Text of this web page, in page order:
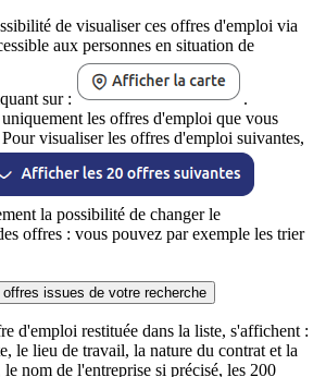
de visualiser ces offres d'emploi via
aux personnes en situation de
sur :
.
les offres d'emploi que vous
visualiser les offres d'emploi suivantes,
la possibilité de changer le
offres : vous pouvez par exemple les trier
issues de votre recherche
d'emploi restituée dans la liste, s'affichent :
le lieu de travail, la nature du contrat et la
nom de l'entreprise si précisé, les 200